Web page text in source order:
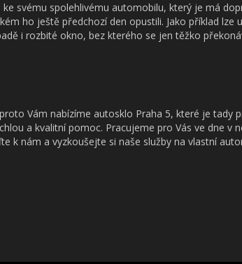
svému spolehlivému automobilu, který je má
ho ještě předchozí den opustili. Jako příklad lze
i rozbité okno, bez kterého se jen těžko
Vám nabízíme autosklo Praha 5, které je tady
a kvalitní pomoc. Pracujeme pro Vás ve dne v
k nám a vyzkoušejte si naše služby na vlastní